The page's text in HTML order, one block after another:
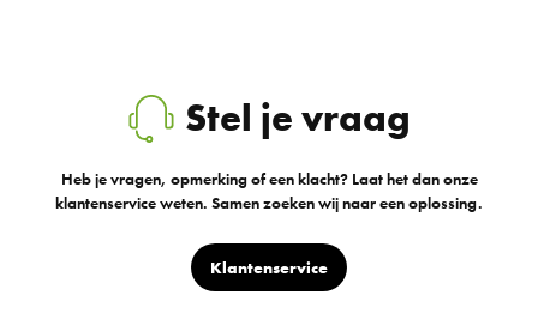
Stel je vraag
Heb je vragen, opmerking of een klacht? Laat het dan onze
klantenservice weten. Samen zoeken wij naar een oplossing.
Klantenservice